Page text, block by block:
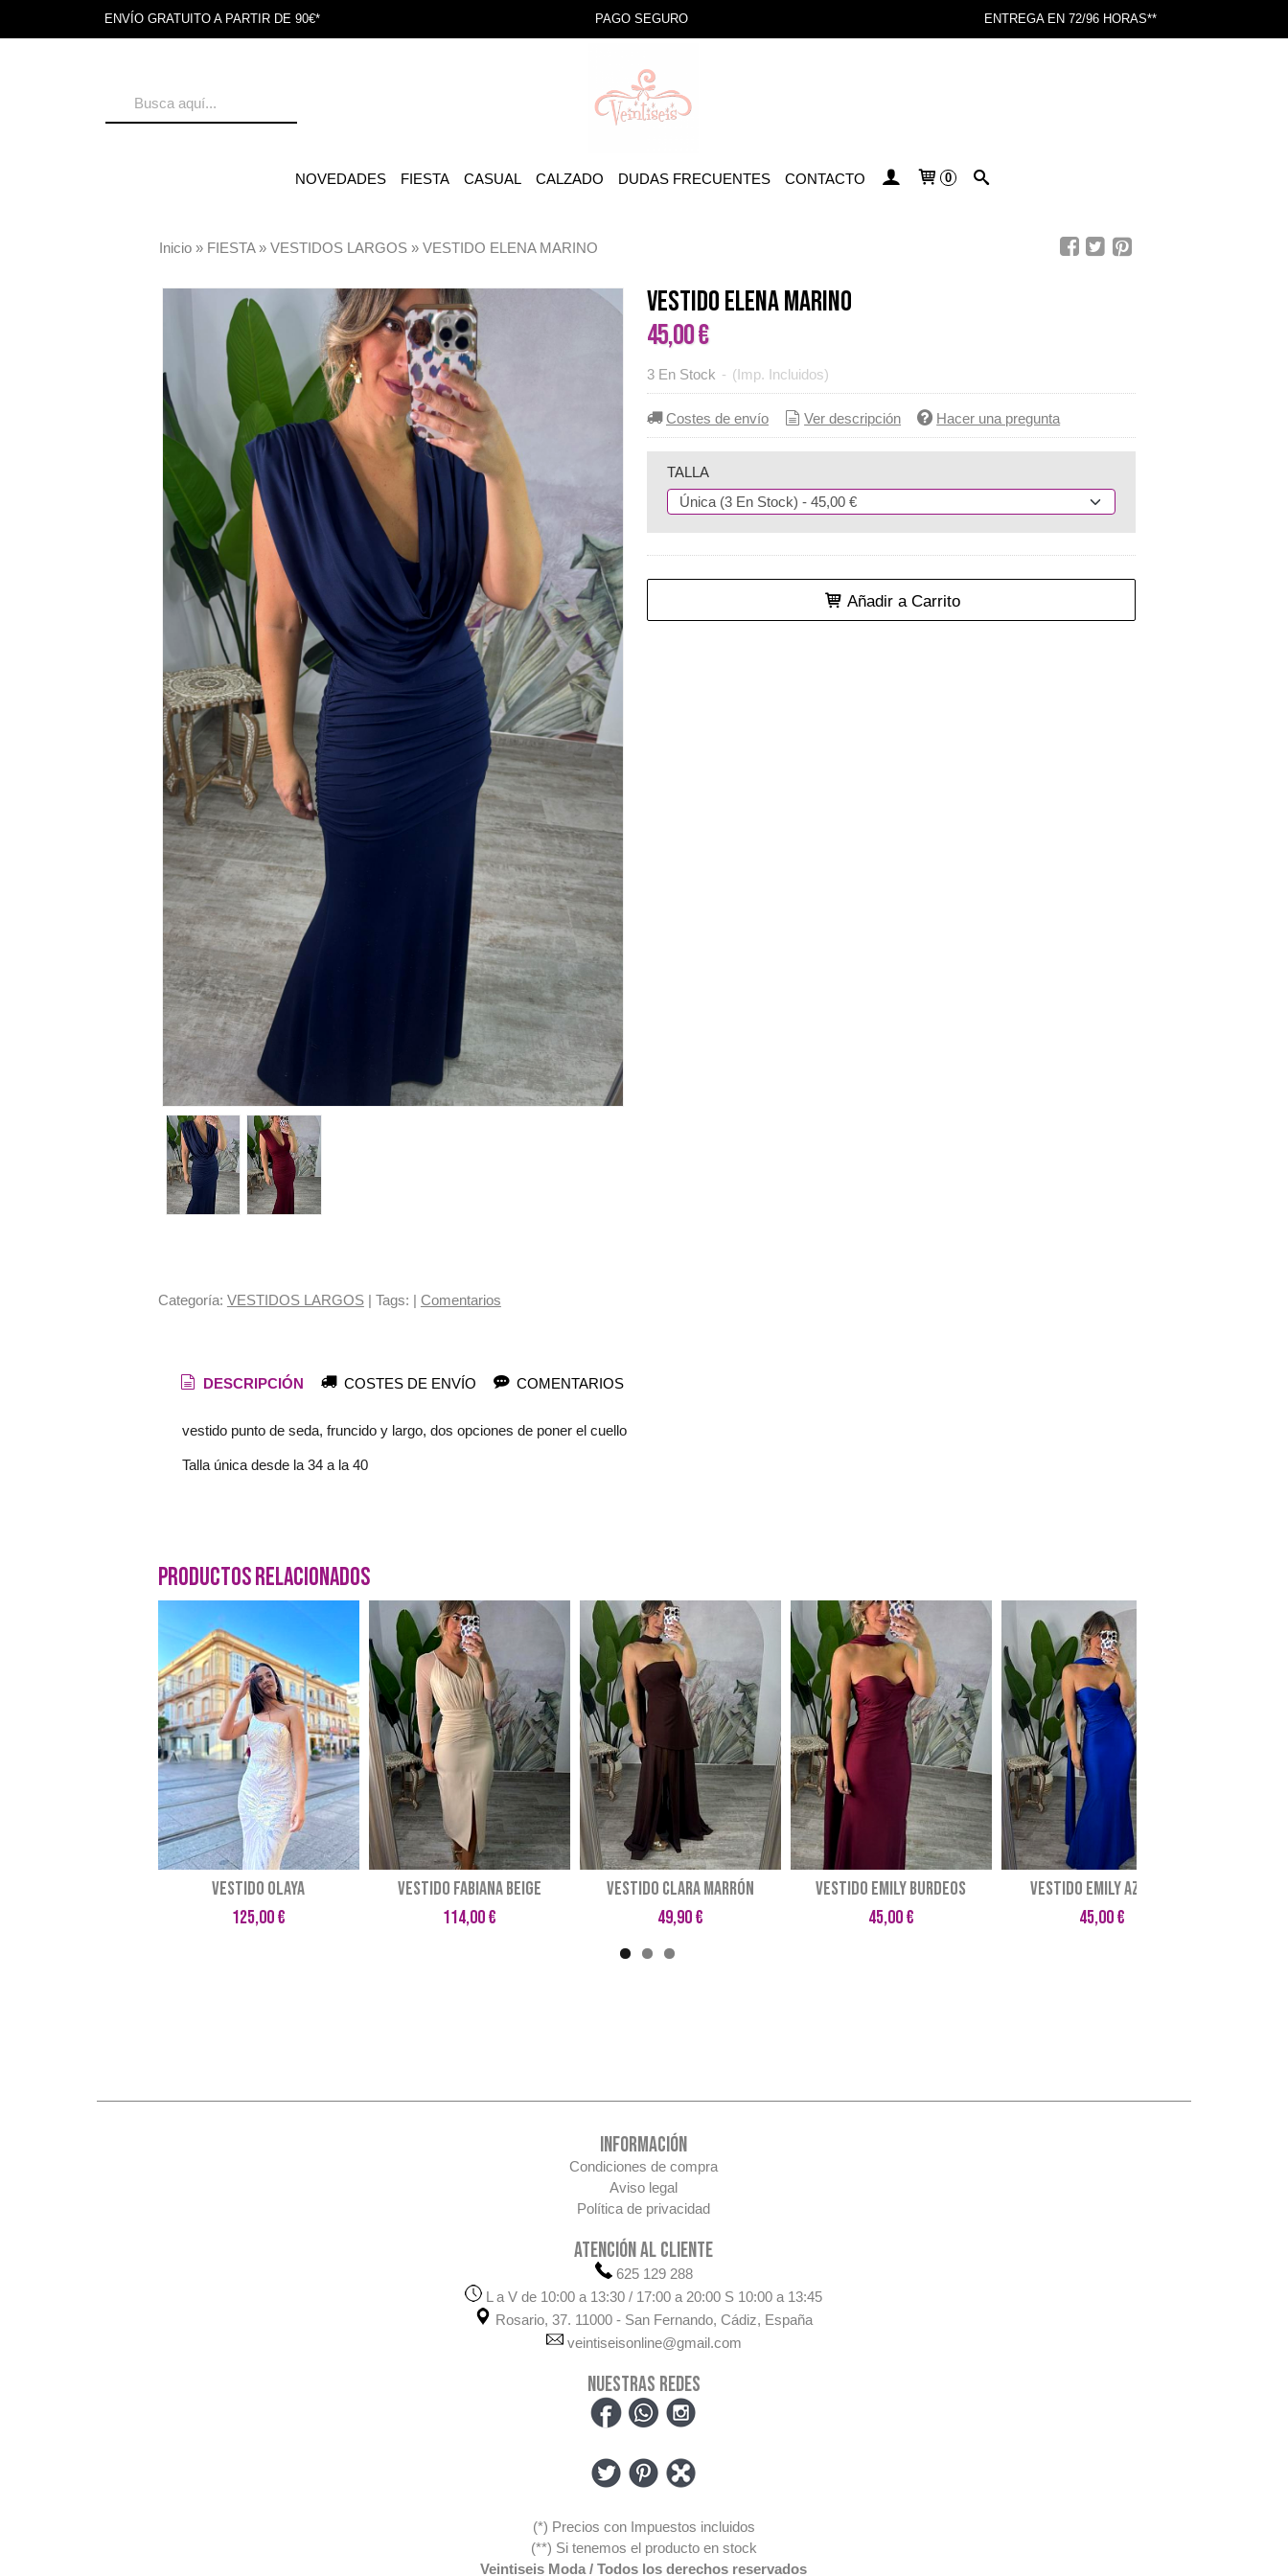
ENVÍO GRATUITO A PARTIR DE 90€* PAGO SEGURO ENTREGA EN 72/96 HORAS**
NOVEDADES FIESTA CASUAL CALZADO DUDAS FRECUENTES CONTACTO 0
Inicio» FIESTA» VESTIDOS LARGOS» VESTIDO ELENA MARINO
VESTIDO ELENA MARINO
45,00 €
3 En Stock - (Imp. Incluidos)
Costes de envío Ver descripción Hacer una pregunta
TALLA
Añadir a Carrito
Categoría: VESTIDOS LARGOS| Tags: | Comentarios
DESCRIPCIÓN COSTES DE ENVÍO COMENTARIOS
vestido punto de seda, fruncido y largo, dos opciones de poner el cuello
Talla única desde la 34 a la 40
Productos Relacionados
Vestido OLAYA
125,00 €
VESTIDO FABIANA BEIGE
114,00 €
VESTIDO CLARA MARRÓN
49,90 €
VESTIDO EMILY BURDEOS
45,00 €
VESTIDO EMILY AZULON
45,00 €
INFORMACIÓN
Condiciones de compra
Aviso legal
Política de privacidad
ATENCIÓN AL CLIENTE
625 129 288
L a V de 10:00 a 13:30 / 17:00 a 20:00 S 10:00 a 13:45
Rosario, 37. 11000 - San Fernando, Cádiz, España
veintiseisonline@gmail.com
NUESTRAS REDES
(*) Precios con Impuestos incluidos
(**) Si tenemos el producto en stock
Veintiseis Moda / Todos los derechos reservados